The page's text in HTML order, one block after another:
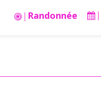
Randonnée